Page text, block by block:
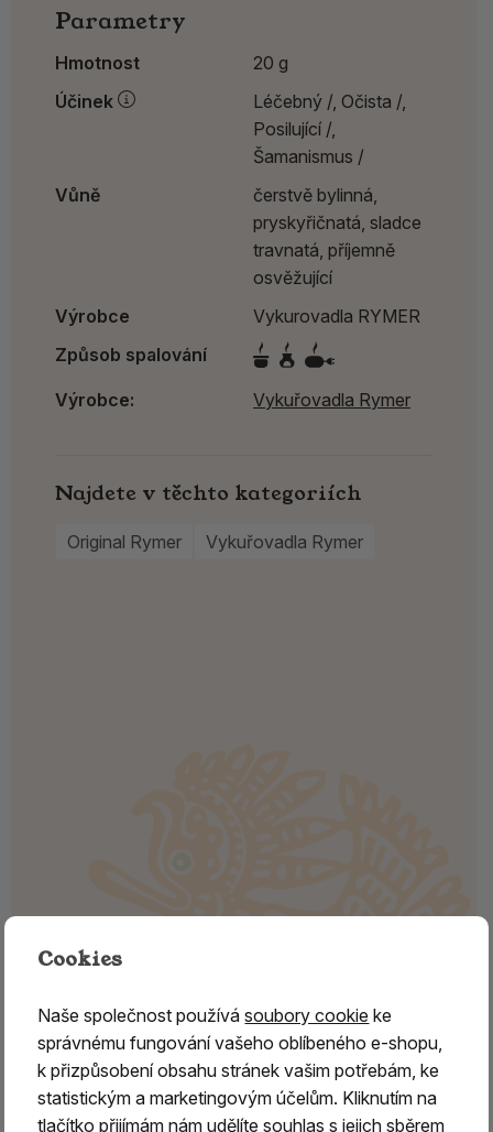
Vykuřovací směs - LÉČBA PODLE
CHUMASKŮ
Parametry
Hmotnost
20 g
Účinek
Léčebný /, Očista /,
Posilující /,
Šamanismus /
Vůně
čerstvě bylinná,
pryskyřičnatá, sladce
travnatá, příjemně
osvěžující
Výrobce
Vykurovadla RYMER
Způsob spalování
Výrobce: Vykuřovadla Rymer
Najdete v těchto kategoriích
Original Rymer Vykuřovadla Rymer
Cookies
Naše společnost používásoubory cookie ke
správnému fungování vašeho oblíbeného e-shopu,
k přizpůsobení obsahu stránek vašim potřebám, ke
statistickým a marketingovým účelům. Kliknutím na
tlačítko přijímám nám udělíte souhlas s jejich sběrem